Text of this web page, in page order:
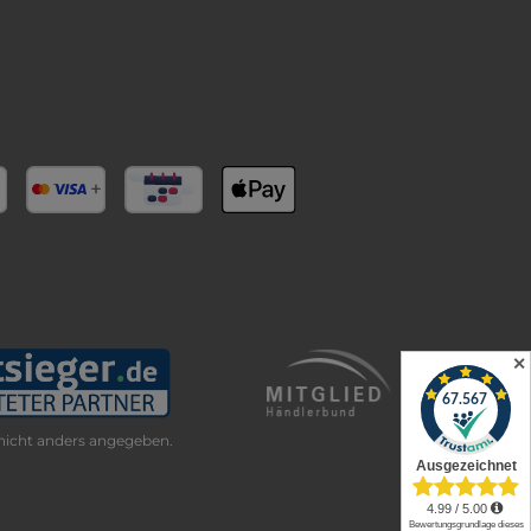
anders angegeben.
✕